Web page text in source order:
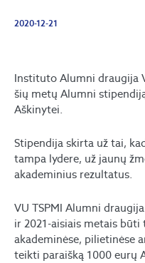
2020-12-21
Instituto Alumni draugija
šių metų Alumni
Aškinytei.
Stipendija skirta už tai,
tampa lydere, už jaunų
akademinius rezultatus.
VU TSPMI Alumni
ir 2021-aisiais metais
akademinėse, pilietinėse
teikti paraišką 1000 eurų